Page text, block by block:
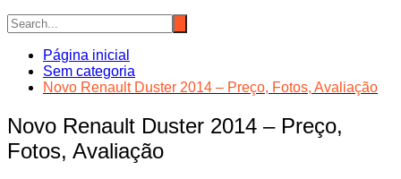
Página inicial
Sem categoria
Novo Renault Duster 2014 – Preço, Fotos, Avaliação
Novo Renault Duster 2014 – Preço,
Fotos, Avaliação